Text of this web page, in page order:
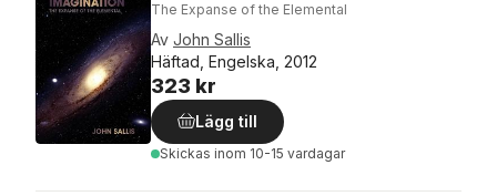
The Expanse of the Elemental
Av John Sallis
Häftad, Engelska, 2012
323 kr
Lägg till
Skickas inom 10-15 vardagar